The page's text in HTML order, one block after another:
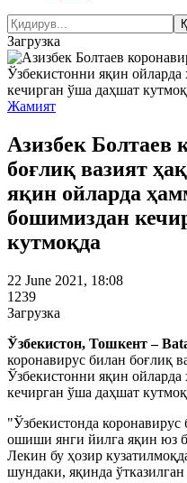
Загрузка
Жамият
Азизбек Болтаев
боғлиқ вазият
яқин ойларда
бошимиздан
кутмоқда
22 June 2021, 18:08
1239
Загрузка
Ўзбекистон, Тошкент –
коронавирус билан боғлиқ
Ўзбекистонни яқин
кечирган ўша даҳшат
"Ўзбекистонда
ошиши янги йилга яқин юз
Лекин бу ҳозир
шундаки, яқинда